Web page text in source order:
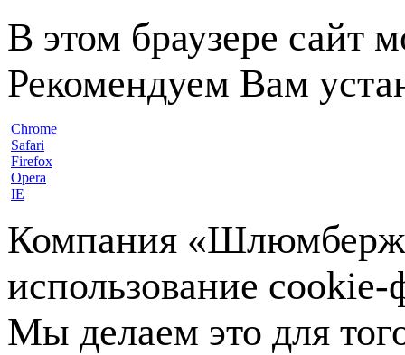
В этом браузере сайт
Рекомендуем Вам
Chrome
Safari
Firefox
Opera
IE
Компания
использование
Мы делаем это для